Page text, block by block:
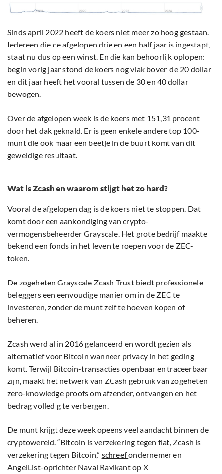
Sinds april 2022 heeft de koers niet meer zo hoog gestaan.
Iedereen die de afgelopen drie en een half jaar is ingestapt,
staat nu dus op een winst. En die kan behoorlijk oplopen:
begin vorig jaar stond de koers nog vlak boven de 20 dollar
en dit jaar heeft het vooral tussen de 30 en 40 dollar
bewogen.
Over de afgelopen week is de koers met 151,31 procent
door het dak geknald. Er is geen enkele andere top 100-
munt die ook maar een beetje in de buurt komt van dit
geweldige resultaat.
Wat is Zcash en waarom stijgt het zo hard?
Vooral de afgelopen dag is de koers niet te stoppen. Dat
komt door een aankondigingvan crypto-
vermogensbeheerder Grayscale. Het grote bedrijf maakte
bekend een fonds in het leven te roepen voor de ZEC-
token.
De zogeheten Grayscale Zcash Trust biedt professionele
beleggers een eenvoudige manier om in de ZEC te
investeren, zonder de munt zelf te hoeven kopen of
beheren.
Zcash werd al in 2016 gelanceerd en wordt gezien als
alternatief voor Bitcoin wanneer privacy in het geding
komt. Terwijl Bitcoin-transacties openbaar en traceerbaar
zijn, maakt het netwerk van ZCash gebruik van zogeheten
zero-knowledge proofs om afzender, ontvangen en het
bedrag volledig te verbergen.
De munt krijgt deze week opeens veel aandacht binnen de
cryptowereld. “Bitcoin is verzekering tegen fiat, Zcash is
verzekering tegen Bitcoin,” schreefondernemer en
AngelList-oprichter Naval Ravikant op X